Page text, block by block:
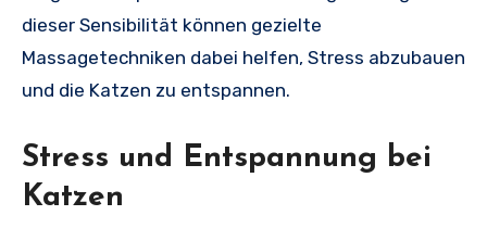
dieser Sensibilität können gezielte
Massagetechniken dabei helfen, Stress abzubauen
und die Katzen zu entspannen.
Stress und Entspannung bei
Katzen